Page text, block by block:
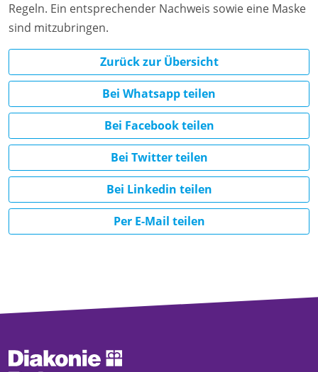
Regeln. Ein entsprechender Nachweis sowie eine Maske
sind mitzubringen.
Zurück zur Übersicht
Bei Whatsapp teilen
Bei Facebook teilen
Bei Twitter teilen
Bei Linkedin teilen
Per E-Mail teilen